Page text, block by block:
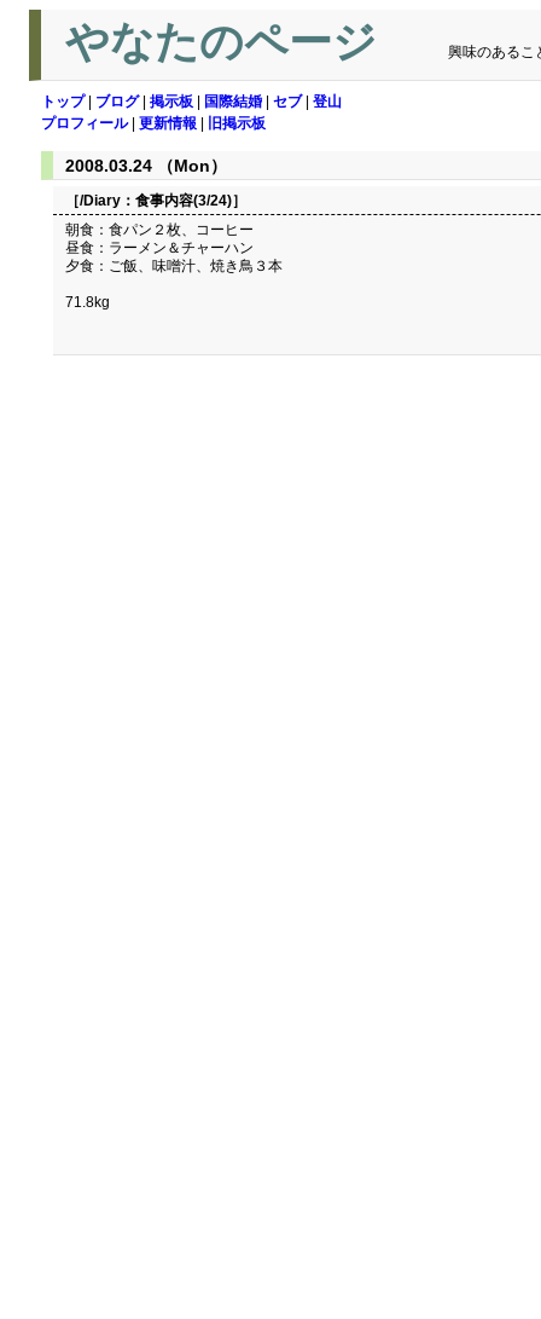
やなたのページ 興味のあるこ
トップ| ブログ| 掲示板 国際結婚 セブ| 登山
プロフィール| 更新情報 旧掲示板
2008.03.24 （Mon）
［/Diary： 食事内容(3/24)］
朝食：食パン２枚、コーヒー
昼食：ラーメン＆チャーハン
夕食：ご飯、味噌汁、焼き鳥３本
71.8kg